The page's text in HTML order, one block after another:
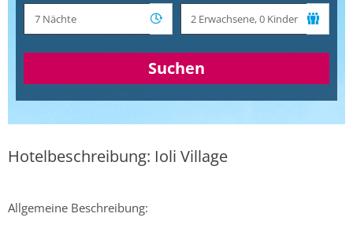
Suchen
Hotelbeschreibung: Ioli Village
Allgemeine Beschreibung: